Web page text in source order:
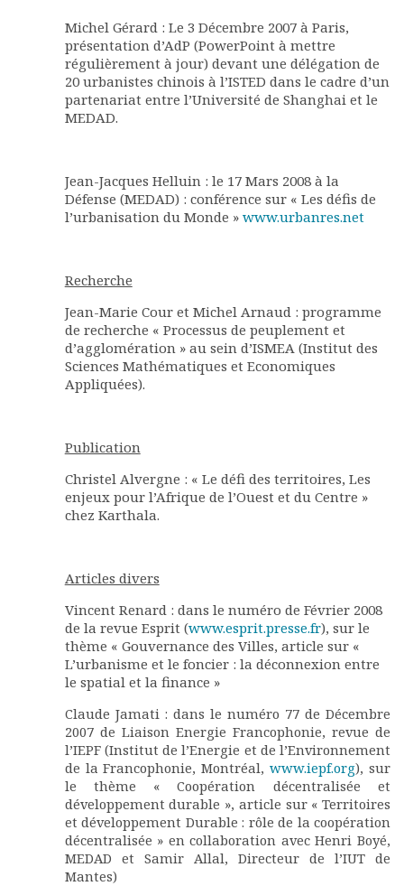
Michel Gérard : Le 3 Décembre 2007 à Paris,
présentation d’AdP (PowerPoint à mettre
régulièrement à jour) devant une délégation de
20 urbanistes chinois à l’ISTED dans le cadre d’un
partenariat entre l’Université de Shanghai et le
MEDAD.
Jean-Jacques Helluin : le 17 Mars 2008 à la
Défense (MEDAD) : conférence sur « Les défis de
l’urbanisation du Monde » www.urbanres.net
Recherche
Jean-Marie Cour et Michel Arnaud : programme
de recherche « Processus de peuplement et
d’agglomération » au sein d’ISMEA (Institut des
Sciences Mathématiques et Economiques
Appliquées).
Publication
Christel Alvergne : « Le défi des territoires, Les
enjeux pour l’Afrique de l’Ouest et du Centre »
chez Karthala.
Articles divers
Vincent Renard : dans le numéro de Février 2008
de la revue Esprit (www.esprit.presse.fr), sur le
thème « Gouvernance des Villes, article sur «
L’urbanisme et le foncier : la déconnexion entre
le spatial et la finance »
Claude Jamati : dans le numéro 77 de Décembre
2007 de Liaison Energie Francophonie, revue de
l’IEPF (Institut de l’Energie et de l’Environnement
de la Francophonie, Montréal,www.iepf.org), sur
le thème « Coopération décentralisée et
développement durable », article sur « Territoires
et développement Durable : rôle de la coopération
décentralisée » en collaboration avec Henri Boyé,
MEDAD et Samir Allal, Directeur de l’IUT de
Mantes)